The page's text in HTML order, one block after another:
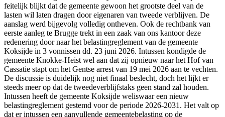
feitelijk blijkt dat de gemeente gewoon het grootste deel van de
lasten wil laten dragen door eigenaren van tweede verblijven. De
aanslag werd bijgevolg volledig ontheven. Ook de rechtbank van
eerste aanleg te Brugge trekt in een zaak van ons kantoor deze
redenering door naar het belastingreglement van de gemeente
Koksijde in 3 vonnissen dd. 23 juni 2026. Intussen kondigde de
gemeente Knokke-Heist wel aan dat zij opnieuw naar het Hof van
Cassatie stapt om het Gentse arrest van 19 mei 2026 aan te vechten.
De discussie is duidelijk nog niet finaal beslecht, doch het lijkt er
steeds meer op dat de tweedeverblijfstaks geen stand zal houden.
Intussen heeft de gemeente Koksijde weliswaar een nieuw
belastingreglement gestemd voor de periode 2026-2031. Het valt op
dat er intussen een aanvullende gemeentebelasting op de